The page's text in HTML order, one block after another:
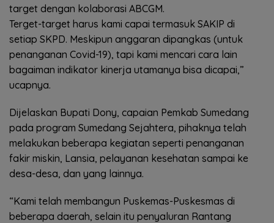
target dengan kolaborasi ABCGM.
Terget-target harus kami capai termasuk SAKIP di
setiap SKPD. Meskipun anggaran dipangkas (untuk
penanganan Covid-19), tapi kami mencari cara lain
bagaiman indikator kinerja utamanya bisa dicapai,”
ucapnya.
Dijelaskan Bupati Dony, capaian Pemkab Sumedang
pada program Sumedang Sejahtera, pihaknya telah
melakukan beberapa kegiatan seperti penanganan
fakir miskin, Lansia, pelayanan kesehatan sampai ke
desa-desa, dan yang lainnya.
“Kami telah membangun Puskemas-Puskesmas di
beberapa daerah, selain itu penyaluran Rantang